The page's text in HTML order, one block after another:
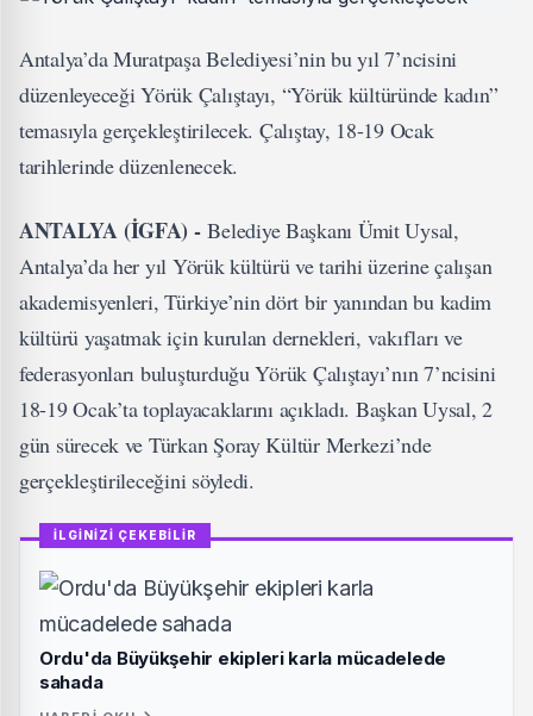
Antalya’da Muratpaşa Belediyesi’nin bu yıl 7’ncisini
düzenleyeceği Yörük Çalıştayı, “Yörük kültüründe kadın”
temasıyla gerçekleştirilecek. Çalıştay, 18-19 Ocak
tarihlerinde düzenlenecek.
ANTALYA (İGFA) -Belediye Başkanı Ümit Uysal,
Antalya’da her yıl Yörük kültürü ve tarihi üzerine çalışan
akademisyenleri, Türkiye’nin dört bir yanından bu kadim
kültürü yaşatmak için kurulan dernekleri, vakıfları ve
federasyonları buluşturduğu Yörük Çalıştayı’nın 7’ncisini
18-19 Ocak’ta toplayacaklarını açıkladı. Başkan Uysal, 2
gün sürecek ve Türkan Şoray Kültür Merkezi’nde
gerçekleştirileceğini söyledi.
İLGİNİZİ ÇEKEBİLİR
Ordu'da Büyükşehir ekipleri karla mücadelede
sahada